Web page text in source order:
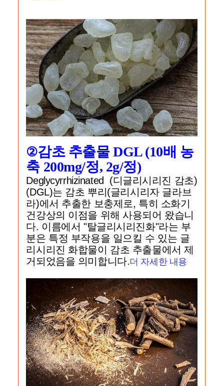
②감초 추출물 DGL (10배 농
축 200mg/정, 2g/정)
Deglycyrrhizinated (디글리시리진 감초)
(DGL)는 감초 뿌리(글리시리자 글라브
라)에서 추출한 보충제로, 특히 소화기
건강상의 이점을 위해 사용되어 왔습니
다. 이름에서 "탈글리시리진화"라는 부
분은 특정 부작용을 일으킬 수 있는 글
리시리진 화합물이 감초 추출물에서 제
거되었음을 의미합니다.더 자세한 내용